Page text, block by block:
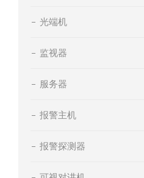
光端机
监视器
服务器
报警主机
报警探测器